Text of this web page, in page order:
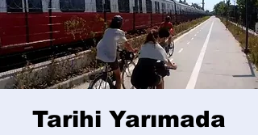
Tarihi Yarımada